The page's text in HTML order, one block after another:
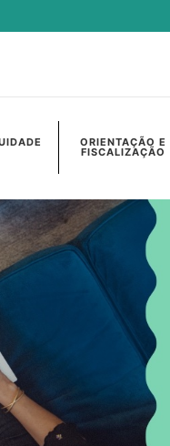
ORIENTAÇÃO E
FISCALIZAÇÃO